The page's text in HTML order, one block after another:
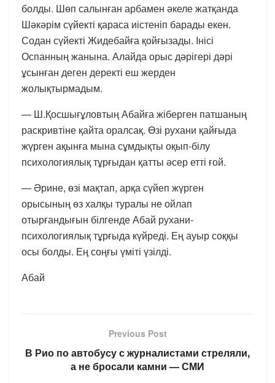
болды. Шөп салынған арбамен әкеле жатқанда
Шәкәрім сүйекті қараса иістеніп барады екен.
Содан сүйекті Жидебайға қойғызады. Інісі
Оспанның жанына. Алайда орыс дәрігері дәрі
ұсынған деген деректі еш жерден
жолықтырмадым.
— Ш.Қосшығұловтың Абайға жіберген патшаның
раскривтіне қайта оралсақ. Өзі рухани қайғыда
жүрген ақынға мына сұмдықты оқып-білу
психологиялық тұрғыдан қатты әсер етті ғой.
— Әрине, өзі мақтап, арқа сүйеп жүрген
орысының өз халқы туралы не ойлап
отырғандығын білгенде Абай рухани-
психологиялық тұрғыда күйреді. Ең ауыр соққы
осы болды. Ең соңғы үміті үзілді.
Абай
Previous Post
В Рио по автобусу с журналистами стреляли,
а не бросали камни — СМИ